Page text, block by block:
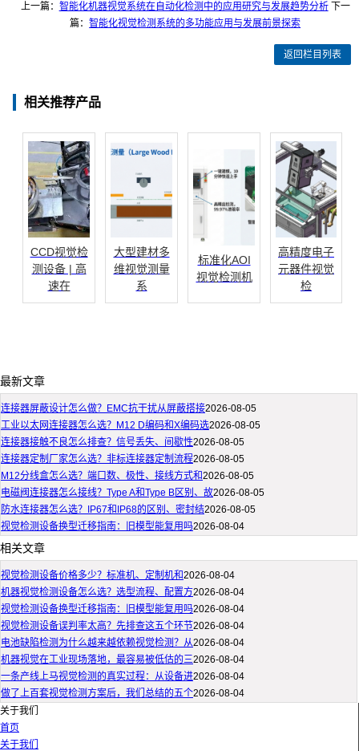
上一篇： 智能化机器视觉系统在自动化检测中的应用研究与发展趋势分析下一
篇：智能化视觉检测系统的多功能应用与发展前景探索
返回栏目列表
相关推荐产品
CCD视觉检
测设备 | 高
速在
大型建材多
维视觉测量
系
标准化AOI
视觉检测机
高精度电子
元器件视觉
检
最新文章
连接器屏蔽设计怎么做？EMC抗干扰从屏蔽搭接2026-08-05
工业以太网连接器怎么选？M12 D编码和X编码选2026-08-05
连接器接触不良怎么排查？信号丢失、间歇性2026-08-05
连接器定制厂家怎么选？非标连接器定制流程2026-08-05
M12分线盒怎么选？端口数、极性、接线方式和2026-08-05
电磁阀连接器怎么接线？Type A和Type B区别、故2026-08-05
防水连接器怎么选？IP67和IP68的区别、密封结2026-08-05
视觉检测设备换型迁移指南：旧模型能复用吗2026-08-04
相关文章
视觉检测设备价格多少？标准机、定制机和2026-08-04
机器视觉检测设备怎么选？选型流程、配置方2026-08-04
视觉检测设备换型迁移指南：旧模型能复用吗2026-08-04
视觉检测设备误判率太高？先排查这五个环节2026-08-04
电池缺陷检测为什么越来越依赖视觉检测？从2026-08-04
机器视觉在工业现场落地，最容易被低估的三2026-08-04
一条产线上马视觉检测的真实过程：从设备进2026-08-04
做了上百套视觉检测方案后，我们总结的五个2026-08-04
关于我们
首页
关于我们